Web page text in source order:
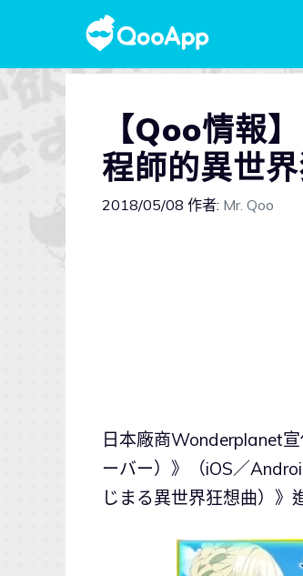
【Qoo情報
程師的異世
2018/05/08 作者: Mr. Qoo
日本廠商Wonderplanet
ーバー）》（iOS／
じまる異世界狂想曲）》